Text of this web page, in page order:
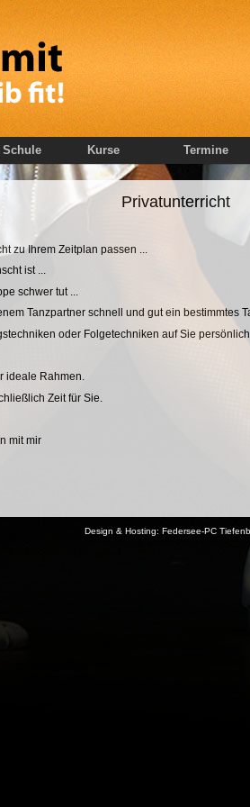
Privatunterricht
zu Ihrem Zeitplan passen ...
ist ...
schwer tut ...
Tanzpartner schnell und gut ein bestimmtes
oder Folgetechniken auf Sie
Rahmen.
Zeit für Sie.
mit mir
Design & Hosting: Federsee-PC
Kurse Termine